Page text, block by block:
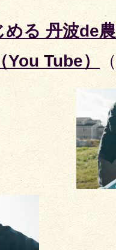
る 丹波de
You Tube）